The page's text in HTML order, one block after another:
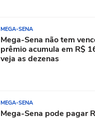
MEGA-SENA
Mega-Sena não tem
prêmio acumula em R$
veja as dezenas
MEGA-SENA
Mega-Sena pode pagar